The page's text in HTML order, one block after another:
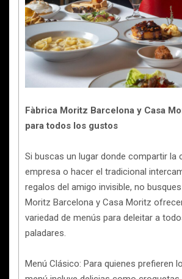
Fàbrica Moritz Barcelona y Casa
para todos los gustos
Si buscas un lugar donde compartir la
empresa o hacer el tradicional
regalos del amigo invisible, no
Moritz Barcelona y Casa Moritz
variedad de menús para deleitar a
paladares.
Menú Clásico: Para quienes prefieren